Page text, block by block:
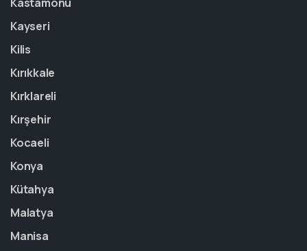
Kayseri
Kilis
Kırıkkale
Kırklareli
Kırşehir
Kocaeli
Konya
Kütahya
Malatya
Manisa